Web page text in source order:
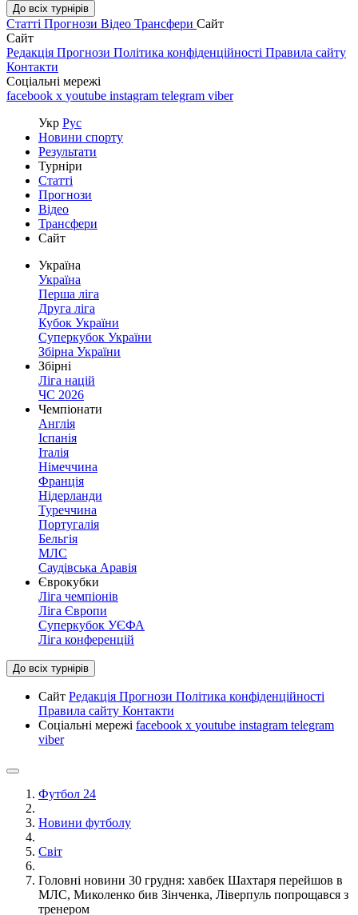
До всіх турнірів
Статті Прогнози Відео Трансфери Сайт
Сайт
Редакція Прогнози Політика конфіденційності Правила сайту
Контакти
Соціальні мережі
facebook x youtube instagram telegram viber
Укр Рус
Новини спорту
Результати
Турніри
Статті
Прогнози
Відео
Трансфери
Сайт
Україна
Україна
Перша ліга
Друга ліга
Кубок України
Суперкубок України
Збірна України
Збірні
Ліга націй
ЧС 2026
Чемпіонати
Англія
Іспанія
Італія
Німеччина
Франція
Нідерланди
Туреччина
Португалія
Бельгія
МЛС
Саудівська Аравія
Єврокубки
Ліга чемпіонів
Ліга Європи
Суперкубок УЄФА
Ліга конференцій
До всіх турнірів
Сайт Редакція Прогнози Політика конфіденційності
Правила сайту Контакти
Соціальні мережі facebook x youtube instagram telegram
viber
Футбол 24
Новини футболу
Світ
Головні новини 30 грудня: хавбек Шахтаря перейшов в
МЛС, Миколенко бив Зінченка, Ліверпуль попрощався з
тренером